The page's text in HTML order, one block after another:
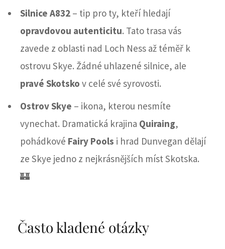
Silnice A832 – tip pro ty, kteří hledají
opravdovou autenticitu. Tato trasa vás
zavede z oblasti nad Loch Ness až téměř k
ostrovu Skye. Žádné uhlazené silnice, ale
pravé Skotsko v celé své syrovosti.
Ostrov Skye – ikona, kterou nesmíte
vynechat. Dramatická krajina Quiraing,
pohádkové Fairy Pools i hrad Dunvegan dělají
ze Skye jedno z nejkrásnějších míst Skotska.
🏰
Často kladené otázky